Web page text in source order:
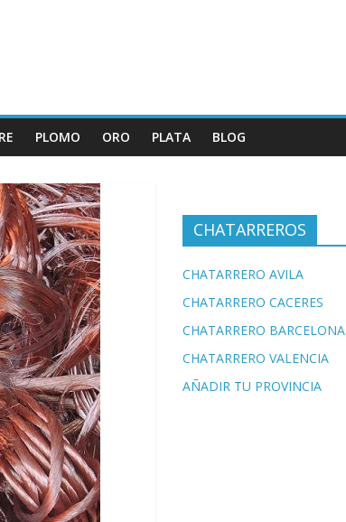
PLOMO ORO PLATA BLOG
CHATARREROS
CHATARRERO AVILA
CHATARRERO CACERES
CHATARRERO BARCELONA
CHATARRERO VALENCIA
AÑADIR TU PROVINCIA